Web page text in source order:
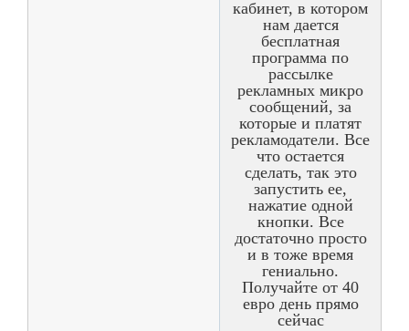
кабинет, в котором
нам дается
бесплатная
программа по
рассылке
рекламных микро
сообщений, за
которые и платят
рекламодатели. Все
что остается
сделать, так это
запустить ее,
нажатие одной
кнопки. Все
достаточно просто
и в тоже время
гениально.
Получайте от 40
евро день прямо
сейчас